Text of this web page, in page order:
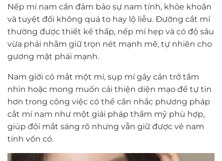
Nếp mí nam cần đảm bảo sự nam tính, khỏe khoắn
và tuyệt đối không quá to hay lộ liễu. Đường cắt mí
thường được thiết kế thấp, nếp mí hẹp và có độ sâu
vừa phải nhằm giữ trọn nét mạnh mẽ, tự nhiên cho
gương mặt phái mạnh.
Nam giới có mắt một mí, sụp mí gây cản trở tầm
nhìn hoặc mong muốn cải thiện diện mạo để tự tin
hơn trong công việc có thể cân nhắc phương pháp
cắt mí nam như một giải pháp thẩm mỹ phù hợp,
giúp đôi mắt sáng rõ nhưng vẫn giữ được vẻ nam
tính vốn có.